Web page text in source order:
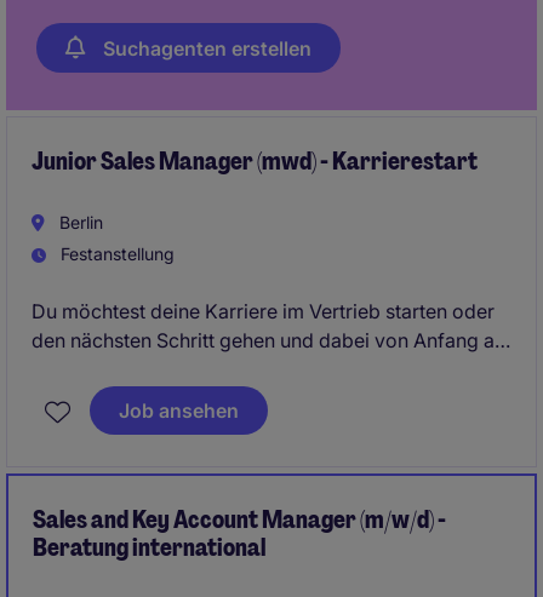
Suchagenten erstellen
Junior Sales Manager (mwd) - Karrierestart
Berlin
Festanstellung
Du möchtest deine Karriere im Vertrieb starten oder
den nächsten Schritt gehen und dabei von Anfang an
dynamischen Teams, das dein Potenzial erkennt,
fördert und gemeinsam mit dir Erfolge feiert.
Job ansehen
Sales and Key Account Manager (m/w/d) -
Beratung international